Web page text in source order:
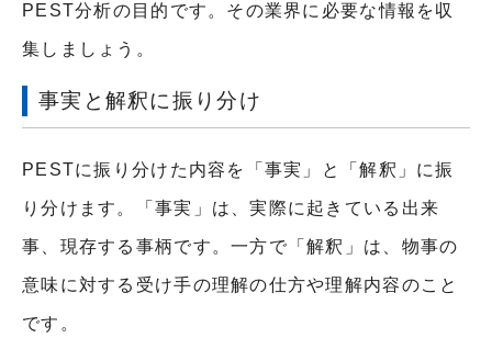
PEST分析の目的です。その業界に必要な情報を収
集しましょう。
事実と解釈に振り分け
PESTに振り分けた内容を「事実」と「解釈」に振
り分けます。「事実」は、実際に起きている出来
事、現存する事柄です。一方で「解釈」は、物事の
意味に対する受け手の理解の仕方や理解内容のこと
です。